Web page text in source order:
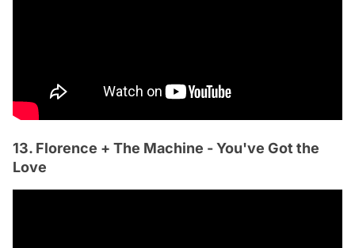
13. Florence + The Machine - You've Got the
Love